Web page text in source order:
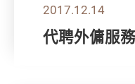
2017.12.14
代聘外傭服